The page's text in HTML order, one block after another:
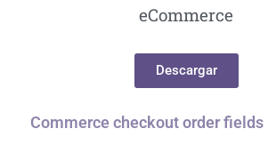
eCommerce
Descargar
Commerce checkout order fields